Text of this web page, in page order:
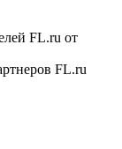
FL.ru от
FL.ru